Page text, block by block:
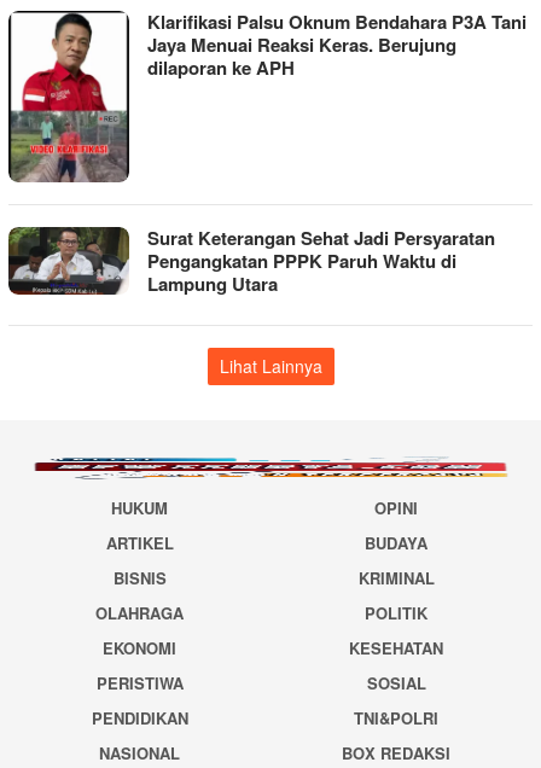
Klarifikasi Palsu Oknum Bendahara P3A Tani
Jaya Menuai Reaksi Keras. Berujung
dilaporan ke APH
Surat Keterangan Sehat Jadi Persyaratan
Pengangkatan PPPK Paruh Waktu di
Lampung Utara
Lihat Lainnya
HUKUM
OPINI
ARTIKEL
BUDAYA
BISNIS
KRIMINAL
OLAHRAGA
POLITIK
EKONOMI
KESEHATAN
PERISTIWA
SOSIAL
PENDIDIKAN
TNI&POLRI
NASIONAL
BOX REDAKSI